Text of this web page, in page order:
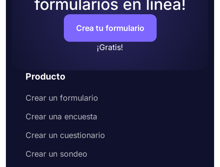
formularios en línea!
Crea tu formulario
¡Gratis!
Producto
Crear un formulario
Crear una encuesta
Crear un cuestionario
Crear un sondeo